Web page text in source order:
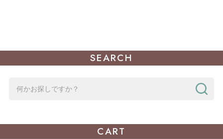
SEARCH
CART